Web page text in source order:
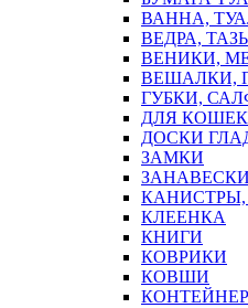
ВАННА,
ВЕДРА,
ВЕНИКИ,
ВЕШАЛКИ,
ГУБКИ,
ДЛЯ
ДОСКИ
ЗАМКИ
ЗАНАВЕСКИ
КАНИСТРЫ,
КЛЕЕНКА
КНИГИ
КОВРИКИ
КОВШИ